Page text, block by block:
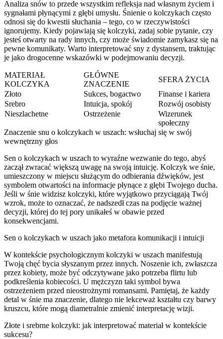
Analiza snów to przede wszystkim refleksja nad własnym życiem i
sygnałami płynącymi z głębi umysłu. Śnienie o kolczykach często
odnosi się do kwestii słuchania – tego, co w rzeczywistości
ignorujemy. Kiedy pojawiają się kolczyki, zadaj sobie pytanie, czy
jesteś otwarty na rady innych, czy może świadomie zamykasz się na
pewne komunikaty. Warto interpretować sny z dystansem, traktując
je jako drogocenne wskazówki w podejmowaniu decyzji.
MATERIAŁ
KOLCZYKA
GŁÓWNE
ZNACZENIE
SFERA ŻYCIA
Złoto
Sukces, bogactwo
Finanse i kariera
Srebro
Intuicja, spokój
Rozwój osobisty
Nieszlachetne
Ostrzeżenie
Wizerunek
społeczny
Znaczenie snu o kolczykach w uszach: wsłuchaj się w swój
wewnętrzny głos
Sen o kolczykach w uszach to wyraźne wezwanie do tego, abyś
zaczął zwracać większą uwagę na swoją intuicję. Kolczyk we śnie,
umieszczony w miejscu służącym do odbierania dźwięków, jest
symbolem otwartości na informacje płynące z głębi Twojego ducha.
Jeśli w śnie widzisz kolczyki, które wyjątkowo przyciągają Twój
wzrok, może to oznaczać, że nadszedł czas na podjęcie ważnej
decyzji, której do tej pory unikałeś w obawie przed
konsekwencjami.
Sen o kolczykach w uszach jako metafora komunikacji i intuicji
W kontekście psychologicznym kolczyki w uszach manifestują
Twoją chęć bycia słyszanym przez innych. Noszenie ich, zwłaszcza
przez kobiety, może być odczytywane jako potrzeba flirtu lub
podkreślenia kobiecości. U mężczyzn taki symbol bywa
ostrzeżeniem przed nieostrożnymi romansami. Pamiętaj, że każdy
detal w śnie ma znaczenie, dlatego nie lekceważ kształtu czy barwy
kruszcu, które mogą diametralnie zmienić interpretację wizji.
Złote i srebrne kolczyki: jak interpretować materiał w kontekście
sukcesu?